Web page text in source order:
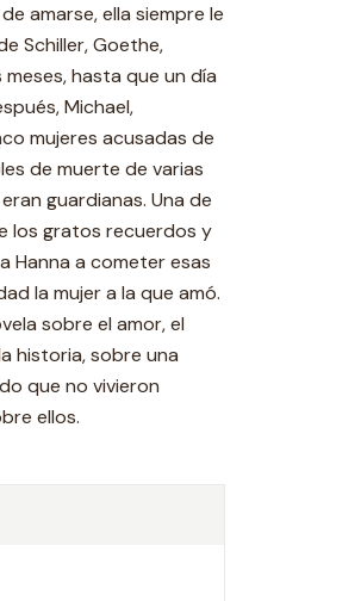
amarse, ella siempre le
Schiller, Goethe,
hasta que un día
Michael,
mujeres acusadas de
de muerte de varias
guardianas. Una de
los gratos recuerdos y
Hanna a cometer esas
la mujer a la que amó.
sobre el amor, el
historia, sobre una
que no vivieron
ellos.